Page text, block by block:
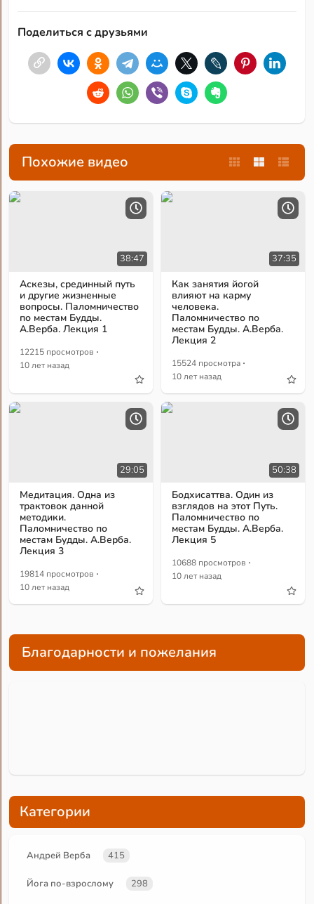
Поделиться с друзьями
Похожие видео
38:47
Аскезы, срединный путь
и другие жизненные
вопросы. Паломничество
по местам Будды.
А.Верба. Лекция 1
12215 просмотров ·
10 лет назад
37:35
Как занятия йогой
влияют на карму
человека.
Паломничество по
местам Будды. А.Верба.
Лекция 2
15524 просмотра ·
10 лет назад
29:05
Медитация. Одна из
трактовок данной
методики.
Паломничество по
местам Будды. А.Верба.
Лекция 3
19814 просмотров ·
10 лет назад
50:38
Бодхисаттва. Один из
взглядов на этот Путь.
Паломничество по
местам Будды. А.Верба.
Лекция 5
10688 просмотров ·
10 лет назад
Благодарности и пожелания
Категории
Андрей Верба 415
Йога по-взрослому 298